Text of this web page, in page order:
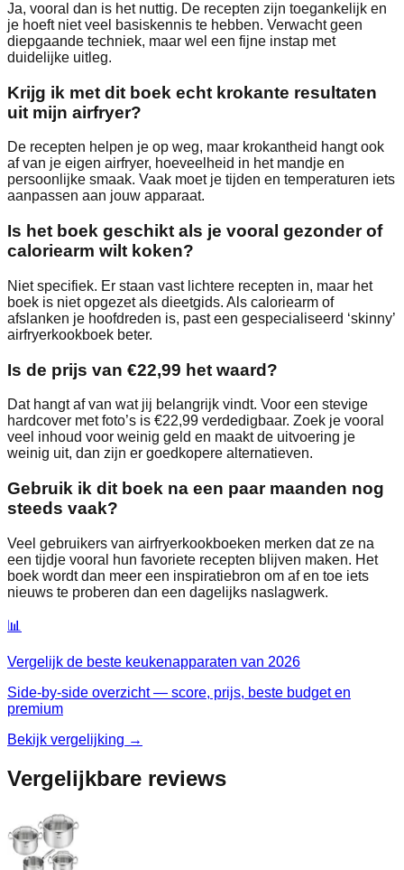
Ja, vooral dan is het nuttig. De recepten zijn toegankelijk en
je hoeft niet veel basiskennis te hebben. Verwacht geen
diepgaande techniek, maar wel een fijne instap met
duidelijke uitleg.
Krijg ik met dit boek echt krokante resultaten
uit mijn airfryer?
De recepten helpen je op weg, maar krokantheid hangt ook
af van je eigen airfryer, hoeveelheid in het mandje en
persoonlijke smaak. Vaak moet je tijden en temperaturen iets
aanpassen aan jouw apparaat.
Is het boek geschikt als je vooral gezonder of
caloriearm wilt koken?
Niet specifiek. Er staan vast lichtere recepten in, maar het
boek is niet opgezet als dieetgids. Als caloriearm of
afslanken je hoofdreden is, past een gespecialiseerd ‘skinny’
airfryerkookboek beter.
Is de prijs van €22,99 het waard?
Dat hangt af van wat jij belangrijk vindt. Voor een stevige
hardcover met foto’s is €22,99 verdedigbaar. Zoek je vooral
veel inhoud voor weinig geld en maakt de uitvoering je
weinig uit, dan zijn er goedkopere alternatieven.
Gebruik ik dit boek na een paar maanden nog
steeds vaak?
Veel gebruikers van airfryerkookboeken merken dat ze na
een tijdje vooral hun favoriete recepten blijven maken. Het
boek wordt dan meer een inspiratiebron om af en toe iets
nieuws te proberen dan een dagelijks naslagwerk.
📊
Vergelijk de beste keukenapparaten van 2026
Side-by-side overzicht — score, prijs, beste budget en
premium
Bekijk vergelijking →
Vergelijkbare reviews